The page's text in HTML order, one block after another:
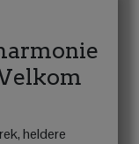
heldere